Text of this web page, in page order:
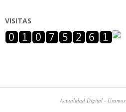
VISITAS
Actualidad Digital - Usamos